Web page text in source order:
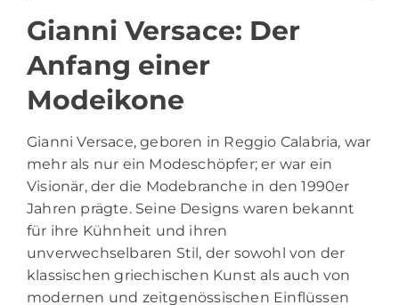
Gianni Versace: Der
Anfang einer
Modeikone
Gianni Versace, geboren in Reggio Calabria, war
mehr als nur ein Modeschöpfer; er war ein
Visionär, der die Modebranche in den 1990er
Jahren prägte. Seine Designs waren bekannt
für ihre Kühnheit und ihren
unverwechselbaren Stil, der sowohl von der
klassischen griechischen Kunst als auch von
modernen und zeitgenössischen Einflüssen